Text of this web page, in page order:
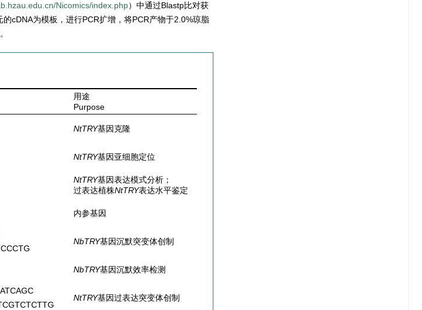
Nicomics/index.php）中通过Blastp比对获
的cDNA为模板，进行PCR扩增，将PCR产物于2.0%琼脂
用途
Purpose
NtTRY基因克隆
NtTRY基因亚细胞定位
NtTRY基因表达模式分析；
过表达植株NtTRY表达水平鉴定
内参基因
NbTRY基因沉默突变体创制
NbTRY基因沉默效率检测
NtTRY基因过表达突变体创制